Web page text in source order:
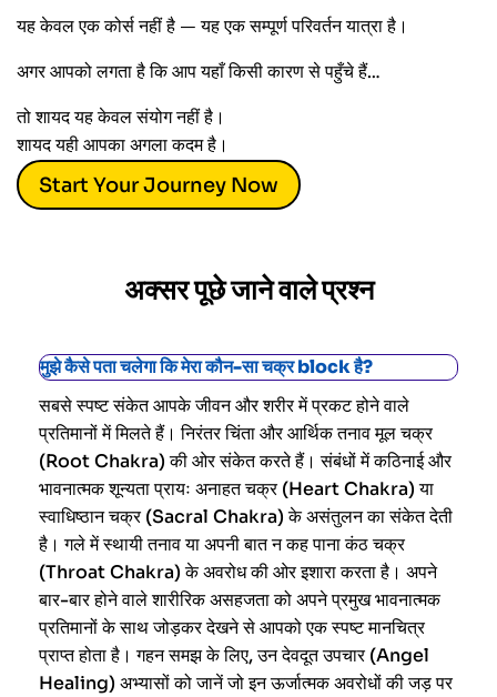
यह केवल एक कोर्स नहीं है — यह एक सम्पूर्ण परिवर्तन यात्रा है।
अगर आपको लगता है कि आप यहाँ किसी कारण से पहुँचे हैं…
तो शायद यह केवल संयोग नहीं है।
शायद यही आपका अगला कदम है।
Start Your Journey Now
अक्सर पूछे जाने वाले प्रश्न
मुझे कैसे पता चलेगा कि मेरा कौन-सा चक्र block है?
सबसे स्पष्ट संकेत आपके जीवन और शरीर में प्रकट होने वाले
प्रतिमानों में मिलते हैं। निरंतर चिंता और आर्थिक तनाव मूल चक्र
(Root Chakra) की ओर संकेत करते हैं। संबंधों में कठिनाई और
भावनात्मक शून्यता प्रायः अनाहत चक्र (Heart Chakra) या
स्वाधिष्ठान चक्र (Sacral Chakra) के असंतुलन का संकेत देती
है। गले में स्थायी तनाव या अपनी बात न कह पाना कंठ चक्र
(Throat Chakra) के अवरोध की ओर इशारा करता है। अपने
बार-बार होने वाले शारीरिक असहजता को अपने प्रमुख भावनात्मक
प्रतिमानों के साथ जोड़कर देखने से आपको एक स्पष्ट मानचित्र
प्राप्त होता है। गहन समझ के लिए, उन देवदूत उपचार (Angel
Healing) अभ्यासों को जानें जो इन ऊर्जात्मक अवरोधों की जड़ पर